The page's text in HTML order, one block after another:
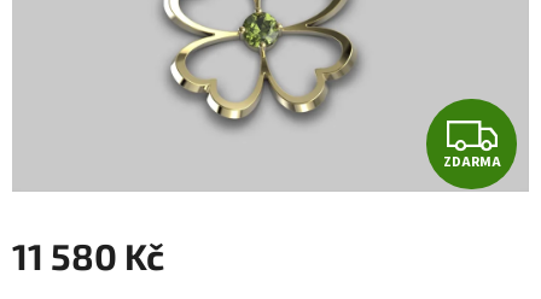
Z
D
ZDARMA
11 580 Kč